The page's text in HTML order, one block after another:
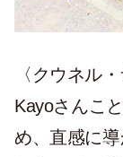
〈クウネル・
Kayoさんこ
め、直感に